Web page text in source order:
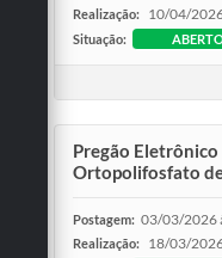
Realização: 10/04/
Situação:
Pregão
Ortopolifosfato
Postagem: 03/03/2026
Realização: 18/03/